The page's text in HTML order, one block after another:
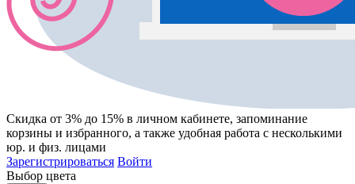
Скидка от 3% до 15% в личном кабинете, запоминание
корзины и избранного, а также удобная работа с несколькими
юр. и физ. лицами
Зарегистрироваться Войти
Выбор цвета